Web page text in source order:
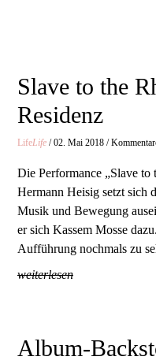
Slave to the
Residenz
LifeLife / 02. Mai 2018 /
Die Performance „Slave
Hermann Heisig setzt sich
Musik und Bewegung
er sich Kassem Mosse
Aufführung nochmals zu
weiterlesen
Album-